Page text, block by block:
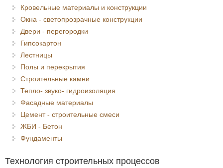
Кровельные материалы и конструкции
Окна - светопрозрачные конструкции
Двери - перегородки
Гипсокартон
Лестницы
Полы и перекрытия
Строительные камни
Тепло- звуко- гидроизоляция
Фасадные материалы
Цемент - строительные смеси
ЖБИ - Бетон
Фундаменты
Технология строительных процессов